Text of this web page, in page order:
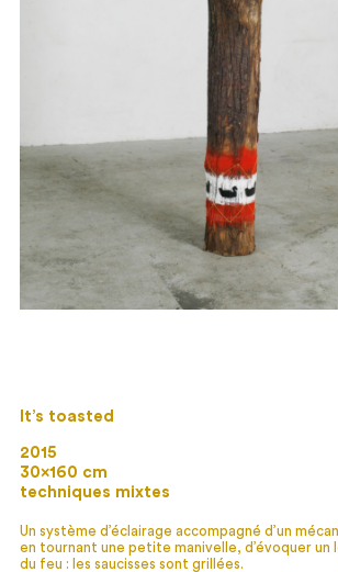
It’s toasted
2015
30×160 cm
techniques mixtes
Un système d’éclairage accompagné d’un
en tournant une petite manivelle, d’évoquer un
du feu : les saucisses sont grillées.